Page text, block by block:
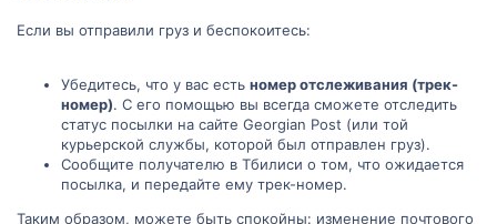
Если вы отправили груз и беспокоитесь:
Убедитесь, что у вас есть номер отслеживания (трек-
номер). С его помощью вы всегда сможете отследить
статус посылки на сайте Georgian Post (или той
курьерской службы, которой был отправлен груз).
Сообщите получателю в Тбилиси о том, что ожидается
посылка, и передайте ему трек-номер.
Таким образом, можете быть спокойны: изменение почтового